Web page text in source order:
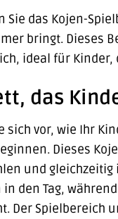
Sie das Kojen-
bringt. Dieses
ideal für Kinder,
das
sich vor, wie Ihr
Dieses
und
in den Tag,
Der Spielbereich